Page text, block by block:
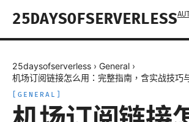
25DAYSOFSERVERLESS
25daysofserverless › General ›
机场订阅链接怎么用：完整指南，含实战技巧
GENERAL